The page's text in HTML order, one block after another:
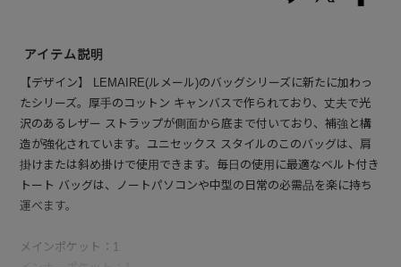
アイテム説明
【デザイン】 LEMAIRE(ルメール)のバッグシリーズに新たに加わっ
たシリーズ。厚手のコットン キャンバスで作られており、丈夫で光
沢のあるレザー ストラップが側面から底まで付いており、補強と構
造が強化されています。ユニセックス スタイルのこのバッグは、肩
掛けまたは斜め掛けで使用できます。毎日の使用に最適なベルト付き
トート バッグは、ノートパソコンや中型の日常の必需品を楽に持ち
運べます。
メインポケット：1